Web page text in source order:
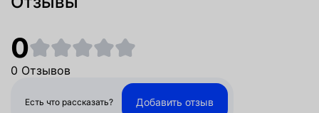
0
0 Отзывов
Есть что рассказать? Добавить отзыв